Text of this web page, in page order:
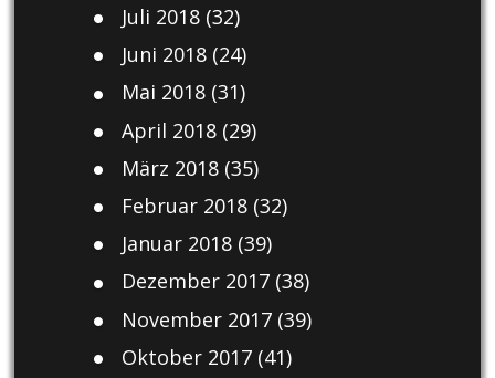
Juli 2018(32)
Juni 2018(24)
Mai 2018(31)
April 2018(29)
März 2018(35)
Februar 2018(32)
Januar 2018(39)
Dezember 2017(38)
November 2017(39)
Oktober 2017(41)